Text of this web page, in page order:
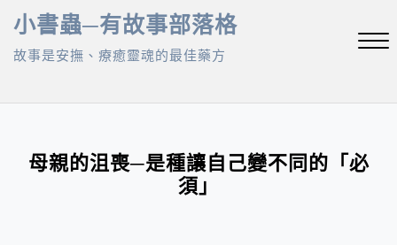
Skip
content
小書蟲─有故事部落格
故事是安撫、療癒靈魂的最佳藥方
母親的沮喪─是種讓自己變不同的「必
須」